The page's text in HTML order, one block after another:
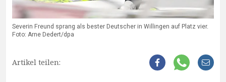
Severin Freund sprang als bester Deutscher in Willingen auf Platz vier.
Foto: Arne Dedert/dpa
Artikel teilen: